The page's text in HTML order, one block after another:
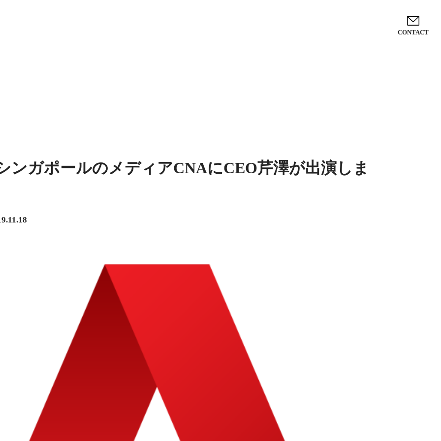
CONTACT
ンガポールのメディアCNAにCEO芹澤が出演しま